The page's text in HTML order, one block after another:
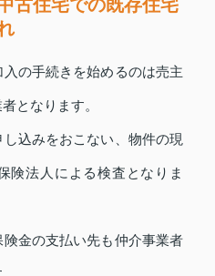
古住宅での既存住宅
の手続きを始めるのは売主
となります。
込みをおこない、物件の現
険法人による検査となりま
金の支払い先も仲介事業者